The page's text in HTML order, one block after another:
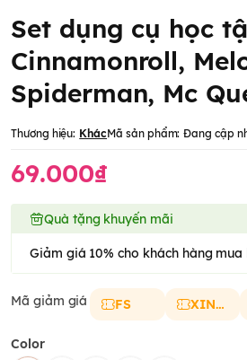
Set dụng cụ học
Cinnamonroll,
Spiderman, Mc
Thương hiệu: KhácMã sản phẩm: Đang cập
69.000₫
Quà tặng khuyến mãi
Giảm giá 10% cho khách hàng
Mã giảm giá FS XINCHAO
Color